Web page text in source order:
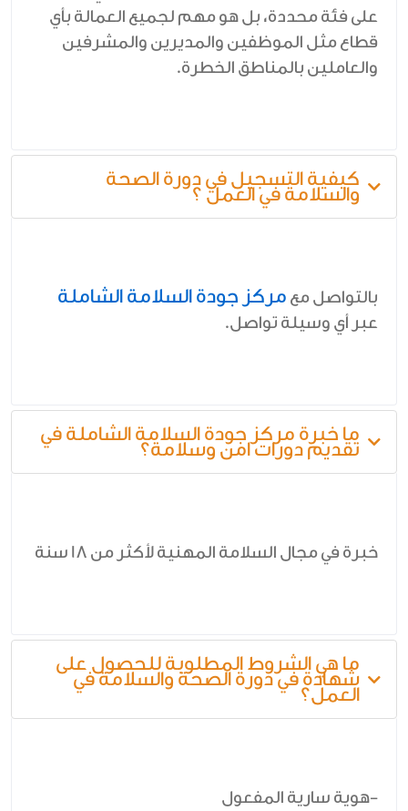
على فئة محددة، بل هو مهم لجميع العمالة بأي
قطاع مثل الموظفين والمديرين والمشرفين
والعاملين بالمناطق الخطرة.
كيفية التسجيل في دورة الصحة
والسلامة في العمل ؟
بالتواصل مع مركز جودة السلامة الشاملة
عبر أي وسيلة تواصل.
ما خبرة مركز جودة السلامة الشاملة في
تقديم دورات امن وسلامة؟
خبرة في مجال السلامة المهنية لأكثر من 18 سنة
ما هي الشروط المطلوبة للحصول على
شهادة في دورة الصحة والسلامة في
العمل؟
-هوية سارية المفعول